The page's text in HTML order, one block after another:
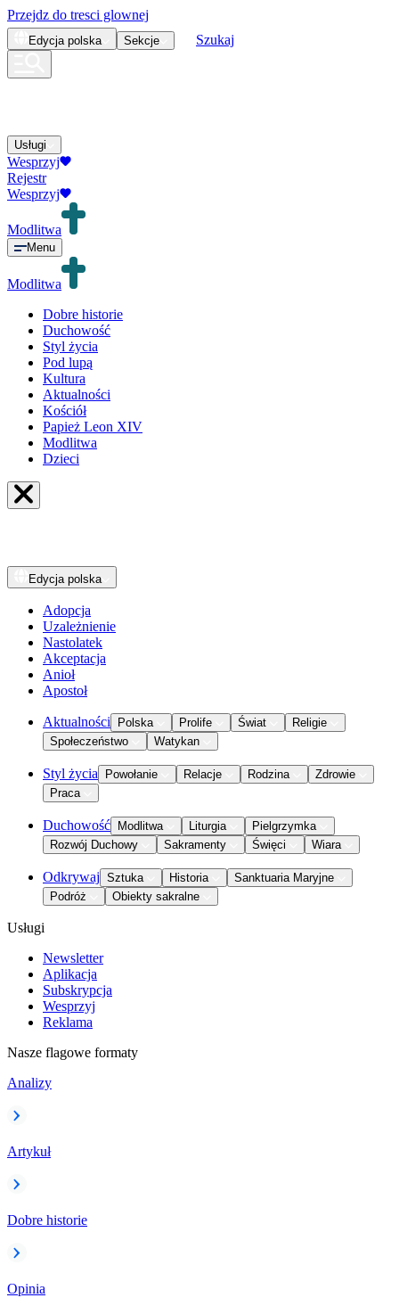
Przejdz do tresci glownej
Edycja polska Sekcje Szukaj
Usługi
Wesprzyj
Rejestr
Wesprzyj
Modlitwa
Menu
Modlitwa
Dobre historie
Duchowość
Styl życia
Pod lupą
Kultura
Aktualności
Kościół
Papież Leon XIV
Modlitwa
Dzieci
Edycja polska
Adopcja
Uzależnienie
Nastolatek
Akceptacja
Anioł
Apostoł
Aktualności Polska Prolife Świat
Religie
Społeczeństwo
Watykan
Styl życia Powołanie Relacje Rodzina
Zdrowie
Praca
Duchowość Modlitwa Liturgia
Pielgrzymka
Rozwój Duchowy
Sakramenty Święci Wiara
Odkrywaj Sztuka Historia
Sanktuaria Maryjne
Podróż
Obiekty sakralne
Usługi
Newsletter
Aplikacja
Subskrypcja
Wesprzyj
Reklama
Nasze flagowe formaty
Analizy
Artykuł
Dobre historie
Opinia